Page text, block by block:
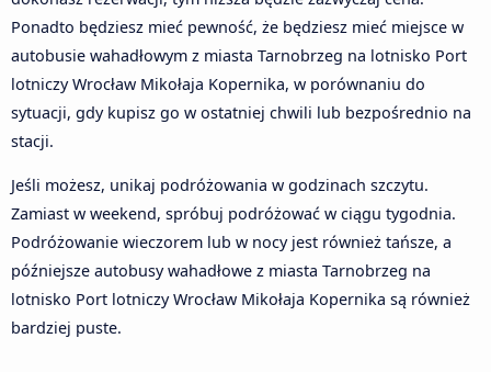
Ponadto będziesz mieć pewność, że będziesz mieć miejsce w
autobusie wahadłowym z miasta Tarnobrzeg na lotnisko Port
lotniczy Wrocław Mikołaja Kopernika, w porównaniu do
sytuacji, gdy kupisz go w ostatniej chwili lub bezpośrednio na
stacji.
Jeśli możesz, unikaj podróżowania w godzinach szczytu.
Zamiast w weekend, spróbuj podróżować w ciągu tygodnia.
Podróżowanie wieczorem lub w nocy jest również tańsze, a
późniejsze autobusy wahadłowe z miasta Tarnobrzeg na
lotnisko Port lotniczy Wrocław Mikołaja Kopernika są również
bardziej puste.